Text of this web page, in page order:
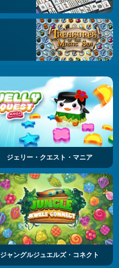
ジェリー・クエスト・マニア
ジャングルジュエルズ・コネクト